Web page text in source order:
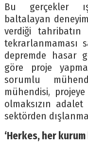
Bu gerçekler
baltalayan
verdiği
tekrarlanmaması
depremde hasar
göre proje
sorumlu
mühendisi,
olmaksızın
sektörden
‘Herkes, her